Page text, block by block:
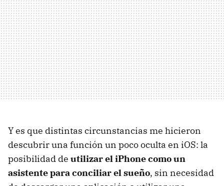
Y es que distintas circunstancias me hicieron
descubrir una función un poco oculta en iOS: la
posibilidad de utilizar el iPhone como un
asistente para conciliar el sueño, sin necesidad